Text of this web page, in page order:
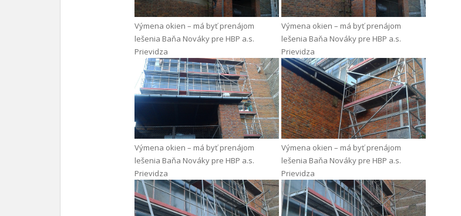
Výmena okien – má byť prenájom
lešenia Baňa Nováky pre HBP a.s.
Prievidza
Výmena okien – má byť prenájom
lešenia Baňa Nováky pre HBP a.s.
Prievidza
Výmena okien – má byť prenájom
lešenia Baňa Nováky pre HBP a.s.
Prievidza
Výmena okien – má byť prenájom
lešenia Baňa Nováky pre HBP a.s.
Prievidza